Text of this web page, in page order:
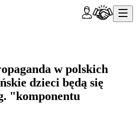
w polskich
dzieci będą się
"komponentu